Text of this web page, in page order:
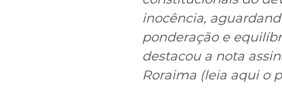
inocência,
ponderação e
destacou a nota
Roraima (leia aqui o